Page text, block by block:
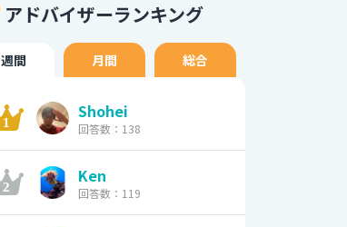
アドバイザーランキング
週間 月間 総合
Shohei
回答数：138
Ken
回答数：119